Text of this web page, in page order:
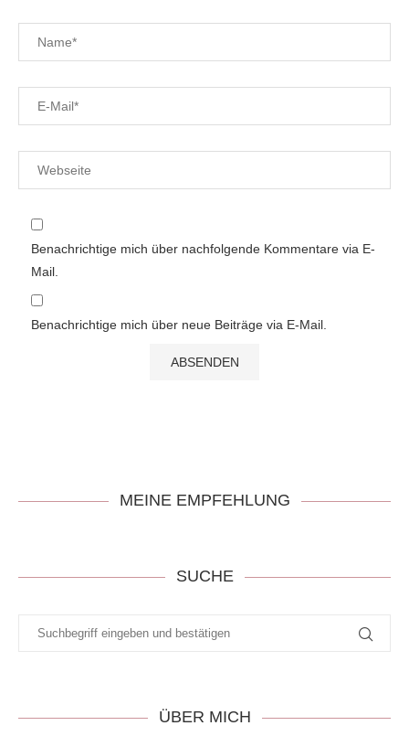
Benachrichtige mich über nachfolgende Kommentare via E-
Mail.
Benachrichtige mich über neue Beiträge via E-Mail.
MEINE EMPFEHLUNG
SUCHE
ÜBER MICH